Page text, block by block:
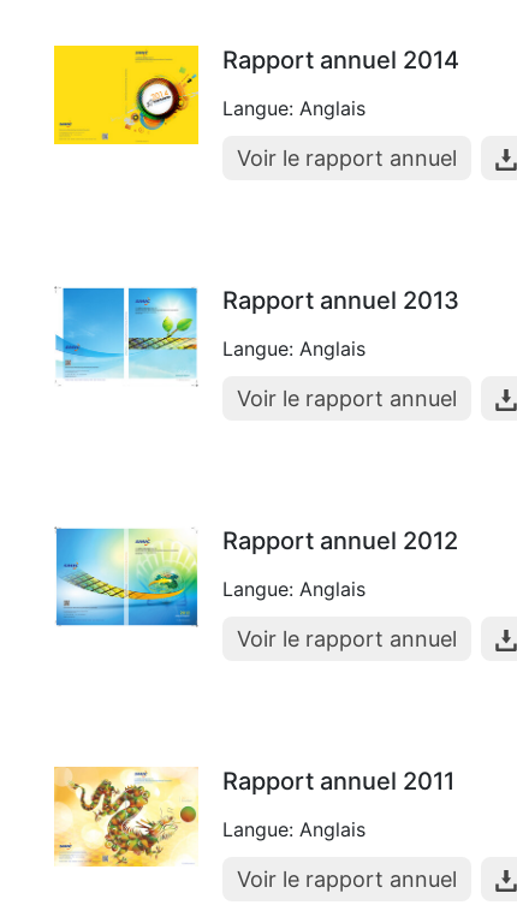
Rapport annuel 2014
Langue: Anglais
Voir le rapport annuel
Rapport annuel 2013
Langue: Anglais
Voir le rapport annuel
Rapport annuel 2012
Langue: Anglais
Voir le rapport annuel
Rapport annuel 2011
Langue: Anglais
Voir le rapport annuel